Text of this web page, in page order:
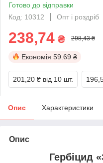
Готово до відправки
Код: 10312
Опт і роздріб
238,74 ₴ 298,43 ₴
Економія 59.69 ₴
201,20 ₴ від 10 шт.
Опис Характеристики
Опис
Гербіцид